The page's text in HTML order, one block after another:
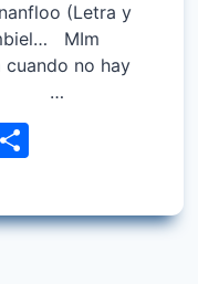
(Letra y
MIm
no hay
…